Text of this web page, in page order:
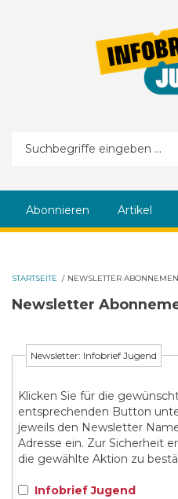
Suchformular
Abonnieren Artikel
STARTSEITE / NEWSLETTER
Newsletter
Newsletter: Infobrief Jugend
Klicken Sie für die
entsprechenden Button
jeweils den Newsletter
Adresse ein. Zur Sicherheit
die gewählte Aktion zu
Infobrief Jugend